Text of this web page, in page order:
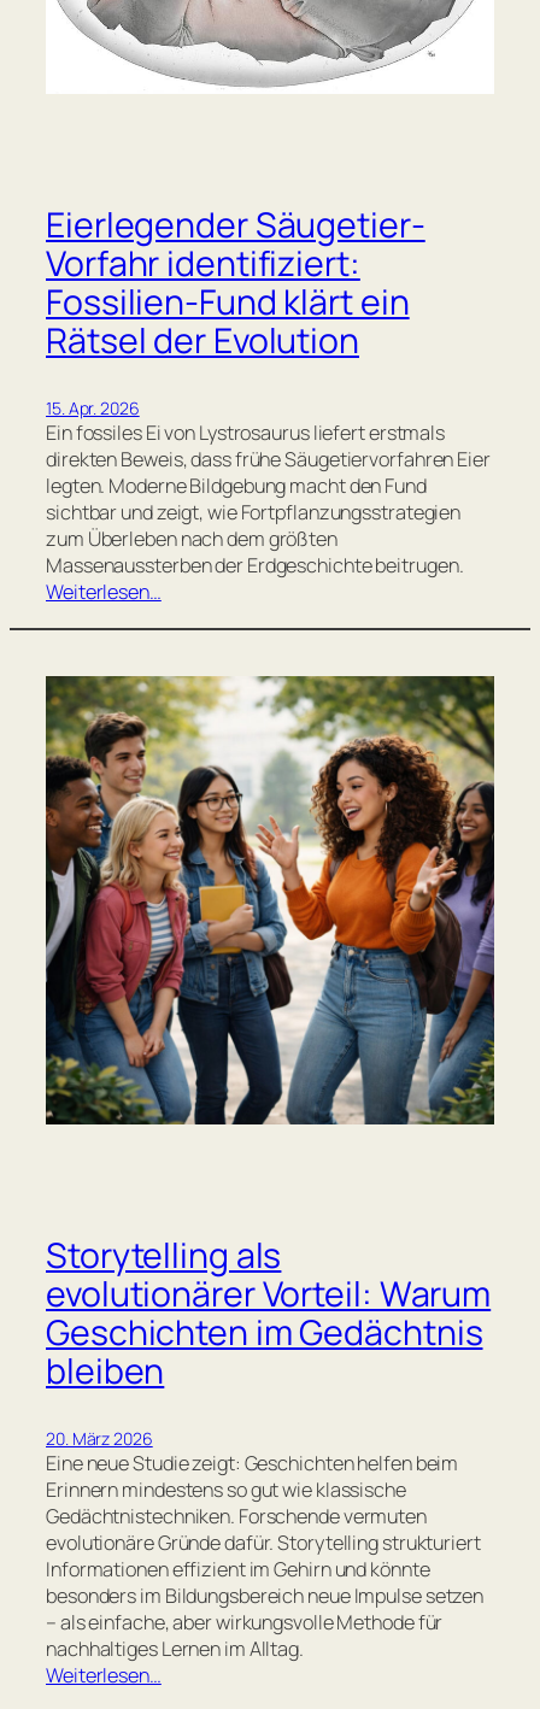
Eierlegender Säugetier-
Vorfahr identifiziert:
Fossilien-Fund klärt ein
Rätsel der Evolution
15. Apr. 2026
Ein fossiles Ei von Lystrosaurus liefert erstmals
direkten Beweis, dass frühe Säugetiervorfahren Eier
legten. Moderne Bildgebung macht den Fund
sichtbar und zeigt, wie Fortpflanzungsstrategien
zum Überleben nach dem größten
Massenaussterben der Erdgeschichte beitrugen.
Weiterlesen…
Storytelling als
evolutionärer Vorteil: Warum
Geschichten im Gedächtnis
bleiben
20. März 2026
Eine neue Studie zeigt: Geschichten helfen beim
Erinnern mindestens so gut wie klassische
Gedächtnistechniken. Forschende vermuten
evolutionäre Gründe dafür. Storytelling strukturiert
Informationen effizient im Gehirn und könnte
besonders im Bildungsbereich neue Impulse setzen
– als einfache, aber wirkungsvolle Methode für
nachhaltiges Lernen im Alltag.
Weiterlesen…